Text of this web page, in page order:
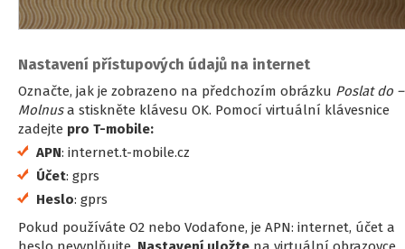
Nastavení přístupových údajů na internet
Označte, jak je zobrazeno na předchozím obrázku Poslat do –
Molnusa stiskněte klávesu OK. Pomocí virtuální klávesnice
zadejte pro T-mobile:
APN: internet.t-mobile.cz
Účet: gprs
Heslo: gprs
Pokud používáte O2 nebo Vodafone, je APN: internet, účet a